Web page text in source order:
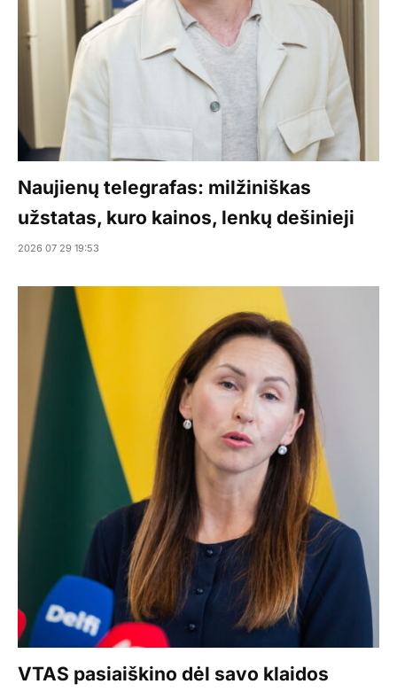
Naujienų telegrafas: milžiniškas
užstatas, kuro kainos, lenkų dešinieji
2026 07 29 19:53
VTAS pasiaiškino dėl savo klaidos